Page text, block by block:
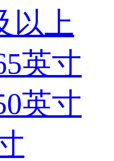
以上
英寸
英寸